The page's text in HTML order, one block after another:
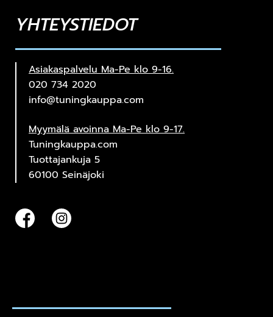
YHTEYSTIEDOT
Asiakaspalvelu Ma-Pe klo 9-16.
020 734 2020
info@tuningkauppa.com
Myymälä avoinna Ma-Pe klo 9-17.
Tuningkauppa.com
Tuottajankuja 5
60100 Seinäjoki